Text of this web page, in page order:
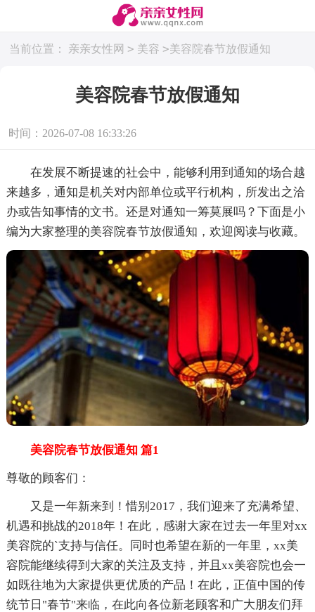
当前位置： 亲亲女性网 > 美容 >美容院春节放假通知
美容院春节放假通知
时间：2026-07-08 16:33:26
在发展不断提速的社会中，能够利用到通知的场合越
来越多，通知是机关对内部单位或平行机构，所发出之洽
办或告知事情的文书。还是对通知一筹莫展吗？下面是小
编为大家整理的美容院春节放假通知，欢迎阅读与收藏。
美容院春节放假通知 篇1
尊敬的顾客们：
又是一年新来到！惜别2017，我们迎来了充满希望、
机遇和挑战的2018年！在此，感谢大家在过去一年里对xx
美容院的`支持与信任。同时也希望在新的一年里，xx美
容院能继续得到大家的关注及支持，并且xx美容院也会一
如既往地为大家提供更优质的产品！在此，正值中国的传
统节日"春节"来临，在此向各位新老顾客和广大朋友们拜